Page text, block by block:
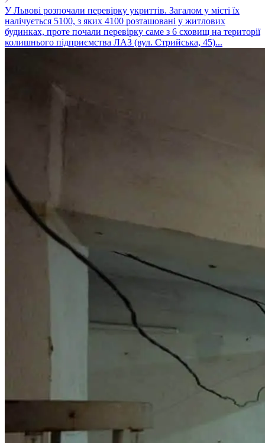
У Львові розпочали перевірку укриттів. Загалом у місті їх
налічується 5100, з яких 4100 розташовані у житлових
будинках, проте почали перевірку саме з 6 сховищ на території
колишнього підприємства ЛАЗ (вул. Стрийська, 45)...